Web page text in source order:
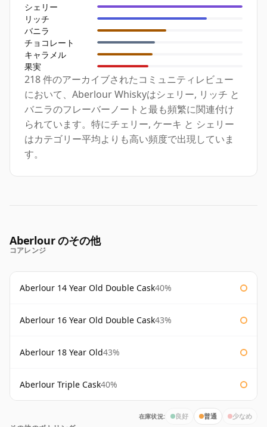
シェリー
リッチ
バニラ
チョコレート
キャラメル
果実
218 件のアーカイブされたコミュニティレビュー
において、Aberlour Whiskyはシェリー, リッチ と
バニラのフレーバーノートと最も頻繁に関連付け
られています。特にチェリー, ケーキ と シェリー
はカテゴリー平均よりも高い頻度で出現していま
す。
Aberlour のその他
コアレンジ
Aberlour 14 Year Old Double Cask40%
Aberlour 16 Year Old Double Cask43%
Aberlour 18 Year Old43%
Aberlour Triple Cask40%
在庫状況: 良好 普通 少なめ